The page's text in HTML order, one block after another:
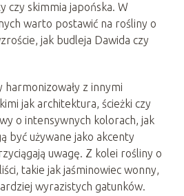
czy skimmia japońska. W
warto postawić na rośliny o
jak budleja Dawida czy
z innymi
jak architektura, ścieżki czy
o intensywnych kolorach, jak
być używane jako akcenty
uwagę. Z kolei rośliny o
takie jak jaśminowiec wonny,
wyrazistych gatunków.